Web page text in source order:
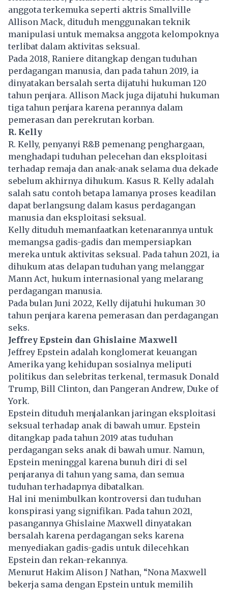
anggota terkemuka seperti aktris Smallville
Allison Mack, dituduh menggunakan teknik
manipulasi untuk memaksa anggota kelompoknya
terlibat dalam aktivitas seksual.
Pada 2018, Raniere ditangkap dengan tuduhan
perdagangan manusia, dan pada tahun 2019, ia
dinyatakan bersalah serta dijatuhi hukuman 120
tahun penjara. Allison Mack juga dijatuhi hukuman
tiga tahun penjara karena perannya dalam
pemerasan dan perekrutan korban.
R. Kelly
R. Kelly, penyanyi R&B pemenang penghargaan,
menghadapi tuduhan pelecehan dan eksploitasi
terhadap remaja dan anak-anak selama dua dekade
sebelum akhirnya dihukum. Kasus R. Kelly adalah
salah satu contoh betapa lamanya proses keadilan
dapat berlangsung dalam kasus perdagangan
manusia dan eksploitasi seksual.
Kelly dituduh memanfaatkan ketenarannya untuk
memangsa gadis-gadis dan mempersiapkan
mereka untuk aktivitas seksual. Pada tahun 2021, ia
dihukum atas delapan tuduhan yang melanggar
Mann Act, hukum internasional yang melarang
perdagangan manusia.
Pada bulan Juni 2022, Kelly dijatuhi hukuman 30
tahun penjara karena pemerasan dan perdagangan
seks.
Jeffrey Epstein dan Ghislaine Maxwell
Jeffrey Epstein adalah konglomerat keuangan
Amerika yang kehidupan sosialnya meliputi
politikus dan selebritas terkenal, termasuk Donald
Trump, Bill Clinton, dan Pangeran Andrew, Duke of
York.
Epstein dituduh menjalankan jaringan eksploitasi
seksual terhadap anak di bawah umur. Epstein
ditangkap pada tahun 2019 atas tuduhan
perdagangan seks anak di bawah umur. Namun,
Epstein meninggal karena bunuh diri di sel
penjaranya di tahun yang sama, dan semua
tuduhan terhadapnya dibatalkan.
Hal ini menimbulkan kontroversi dan tuduhan
konspirasi yang signifikan. Pada tahun 2021,
pasangannya Ghislaine Maxwell dinyatakan
bersalah karena perdagangan seks karena
menyediakan gadis-gadis untuk dilecehkan
Epstein dan rekan-rekannya.
Menurut Hakim Alison J Nathan, “Nona Maxwell
bekerja sama dengan Epstein untuk memilih